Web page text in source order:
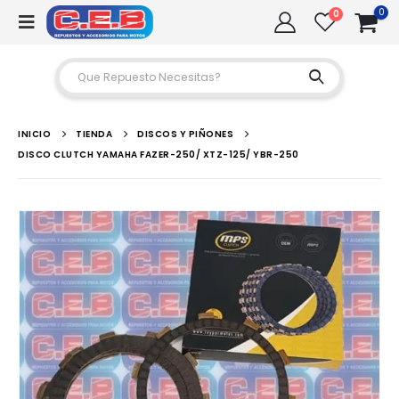
0 0
INICIO TIENDA
DISCOS Y PIÑONES
DISCO CLUTCH YAMAHA FAZER-250/ XTZ-125/ YBR-250